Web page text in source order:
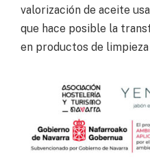
valorización de aceite
que hace posible la
en productos de